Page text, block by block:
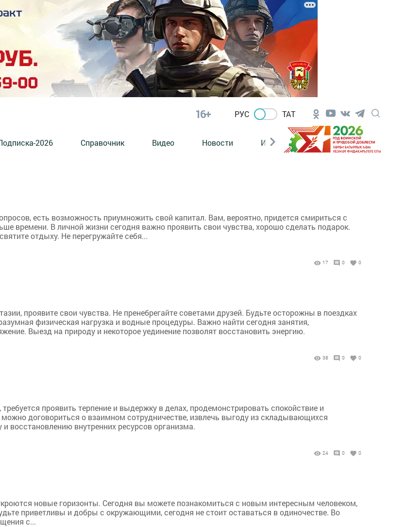
16+ РУС ТАТ
2026 Справочник Видео Новости Из зала суда
есть возможность приумножить свой капитал. Вам, вероятно, придется смириться с
времени. В личной жизни сегодня важно проявить свои чувства, хорошо сделать подарок.
отдыху. Не перегружайте себя...
17 0 0
проявите свои чувства. Не пренебрегайте советами друзей. Будьте осторожны в поездках
физическая нагрузка и водные процедуры. Важно найти сегодня занятия,
Выезд на природу и некоторое уединение позволят восстановить энергию.
38 0 0
проявить терпение и выдержку в делах, продемонстрировать спокойствие и
договориться о взаимном сотрудничестве, извлечь выгоду из складывающихся
восстановлению внутренних ресурсов организма.
24 0 0
новые горизонты. Сегодня вы можете познакомиться с новым интересным человеком,
приветливы и добры с окружающими, сегодня не стоит оставаться в одиночестве. Во
с...